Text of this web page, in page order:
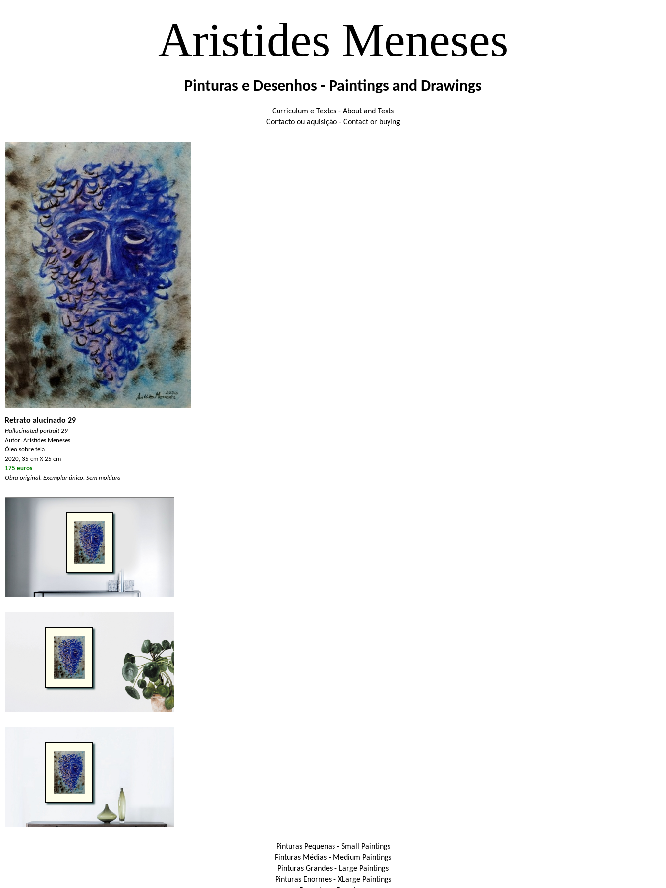
Aristides Meneses
Pinturas e Desenhos - Paintings and Drawings
Curriculum e Textos - About and Texts
Contacto ou aquisição - Contact or buying
Retrato alucinado 29
Hallucinated portrait 29
Autor: Aristides Meneses
Óleo sobre tela
2020, 35 cm X 25 cm
175 euros
Obra original. Exemplar único. Sem moldura
Pinturas Pequenas - Small Paintings
Pinturas Médias - Medium Paintings
Pinturas Grandes - Large Paintings
Pinturas Enormes - XLarge Paintings